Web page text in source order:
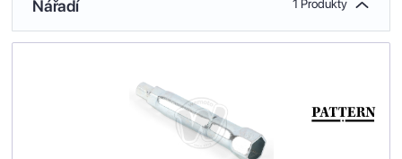
Nářadí 1 Produkty